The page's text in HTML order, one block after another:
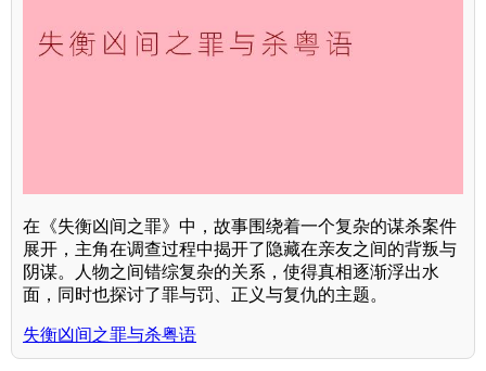
在《失衡凶间之罪》中，故事围绕着一个复杂的谋杀案件
展开，主角在调查过程中揭开了隐藏在亲友之间的背叛与
阴谋。人物之间错综复杂的关系，使得真相逐渐浮出水
面，同时也探讨了罪与罚、正义与复仇的主题。
失衡凶间之罪与杀粤语